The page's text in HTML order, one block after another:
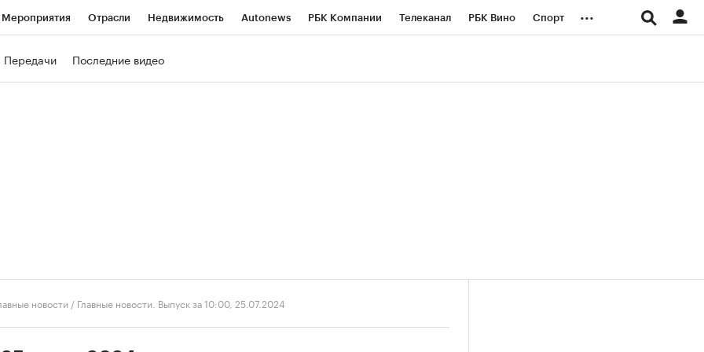
Мероприятия Отрасли Недвижимость Autonews РБК Компании Телеканал РБК Вино Спорт ...
Передачи Последние видео
новости / Главные новости. Выпуск за 10:00, 25.07.2024